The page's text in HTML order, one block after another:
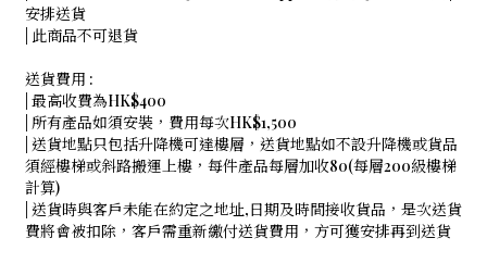
安排送貨
| 此商品不可退貨
送貨費用 :
| 最高收費為HK$400
| 所有產品如須安裝，費用每次HK$1,500
| 送貨地點只包括升降機可達樓層，送貨地點如不設升降機或貨品
須經樓梯或斜路搬運上樓，每件產品每層加收80(每層200級樓梯
計算)
| 送貨時與客戶未能在約定之地址,日期及時間接收貨品，是次送貨
費將會被扣除，客戶需重新繳付送貨費用，方可獲安排再到送貨